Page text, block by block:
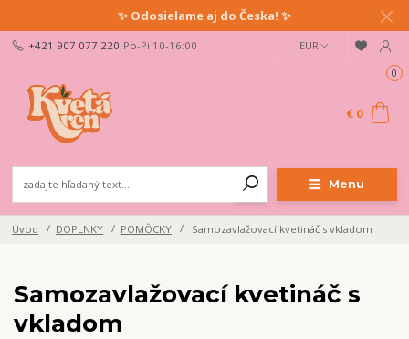
✨ Odosielame aj do Česka! ✨
Menu
EUR
+421 907 077 220 Po-Pi 10-16:00
0
€ 0
Úvod DOPLNKY POMÔCKY Samozavlažovací kvetináč s vkladom
Samozavlažovací kvetináč s
vkladom